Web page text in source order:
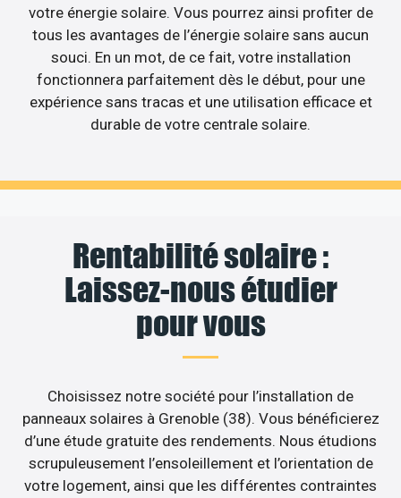
votre énergie solaire. Vous pourrez ainsi profiter de
tous les avantages de l’énergie solaire sans aucun
souci. En un mot, de ce fait, votre installation
fonctionnera parfaitement dès le début, pour une
expérience sans tracas et une utilisation efficace et
durable de votre centrale solaire.
Rentabilité solaire :
Laissez-nous étudier
pour vous
Choisissez notre société pour l’installation de
panneaux solaires à Grenoble (38). Vous bénéficierez
d’une étude gratuite des rendements. Nous étudions
scrupuleusement l’ensoleillement et l’orientation de
votre logement, ainsi que les différentes contraintes